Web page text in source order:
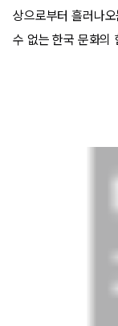
상으로부터 흘러나
수 없는 한국 문화의